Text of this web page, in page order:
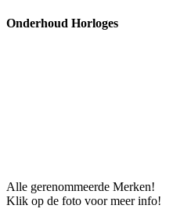
Onderhoud Horloges
Alle gerenommeerde Merken!
Klik op de foto voor meer info!